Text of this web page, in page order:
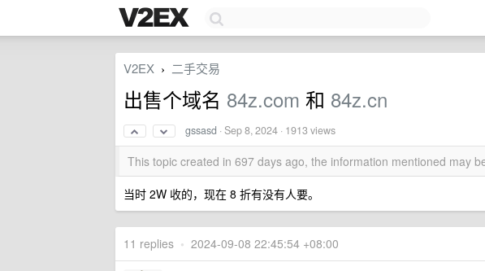
V2EX › 二手交易
出售个域名 84z.com 和 84z.cn
gssasd ·Sep 8, 2024 · 1913 views
This topic created in 697 days ago, the information mentioned may
当时 2W 收的，现在 8 折有没有人要。
11 replies • 2024-09-08 22:45:54 +08:00